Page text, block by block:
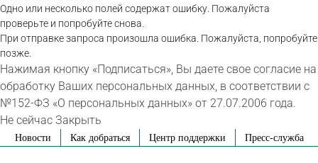
Одно или несколько полей содержат ошибку. Пожалуйста
проверьте и попробуйте снова.
При отправке запроса произошла ошибка. Пожалуйста, попробуйте
позже.
Нажимая кнопку «Подписаться», Вы даете свое согласие на
обработку Ваших персональных данных, в соответствии с
№152-ФЗ «О персональных данных» от 27.07.2006 года.
Не сейчас Закрыть
SkipНовости Как добраться Центр поддержки Пресс-служба